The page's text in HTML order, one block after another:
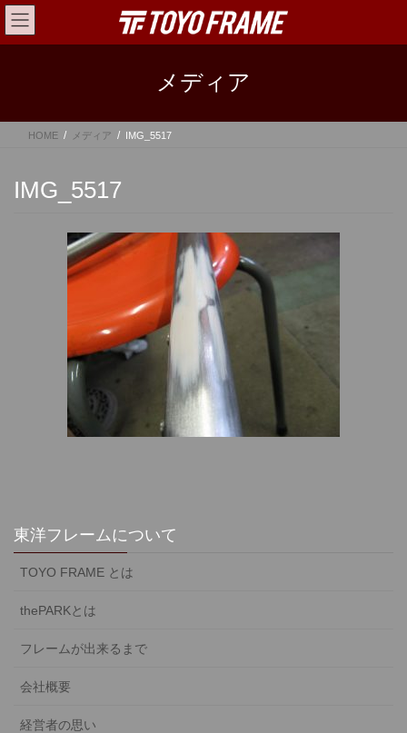
コ
ン
テ
ス
ナ
ビ
ゲ
ン
メディア
HOME メディア IMG_5517
IMG_5517
東洋フレームについて
TOYO FRAME とは
thePARKとは
フレームが出来るまで
会社概要
経営者の思い